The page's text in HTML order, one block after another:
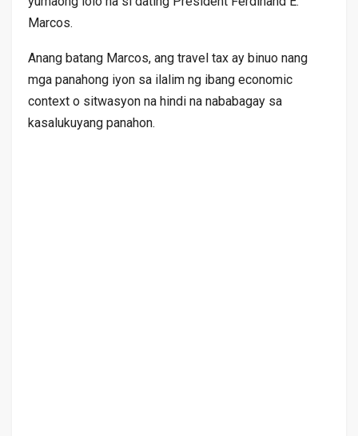
Marcos.
Anang batang Marcos, ang travel tax ay binuo nang
mga panahong iyon sa ilalim ng ibang economic
context o sitwasyon na hindi na nababagay sa
kasalukuyang panahon.